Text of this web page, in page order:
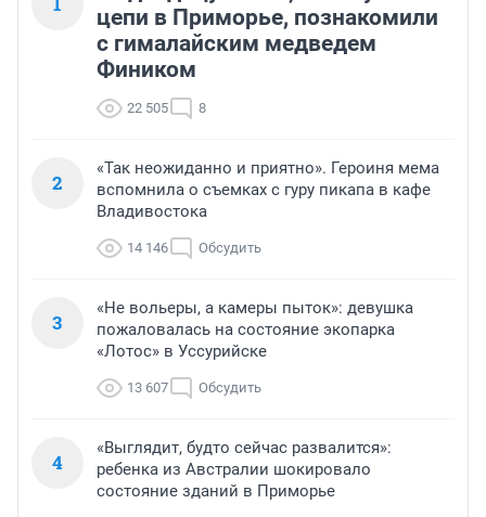
цепи в Приморье, познакомили
с гималайским медведем
Фиником
22 505 8
2
«Так неожиданно и приятно». Героиня мема
вспомнила о съемках с гуру пикапа в кафе
Владивостока
14 146 Обсудить
3
«Не вольеры, а камеры пыток»: девушка
пожаловалась на состояние экопарка
«Лотос» в Уссурийске
13 607 Обсудить
4
«Выглядит, будто сейчас развалится»:
ребенка из Австралии шокировало
состояние зданий в Приморье